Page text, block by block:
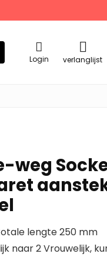
Login verlanglijst
weg
lengte 250 mm
naar 2 Vrouwelijk,